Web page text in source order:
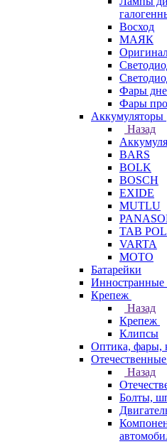
Восход
МАЯК
Фары
Фары
Аккумуляторы
Назад
BARS
BOLK
BOSCH
EXIDE
MUTLU
TAB
VARTA
МОТО
Батарейки
Инностранные
Крепеж
Назад
Крепеж
Клипсы
Оптика, фары,
Назад
Болты,